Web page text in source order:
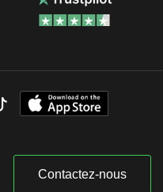
Contactez-nous